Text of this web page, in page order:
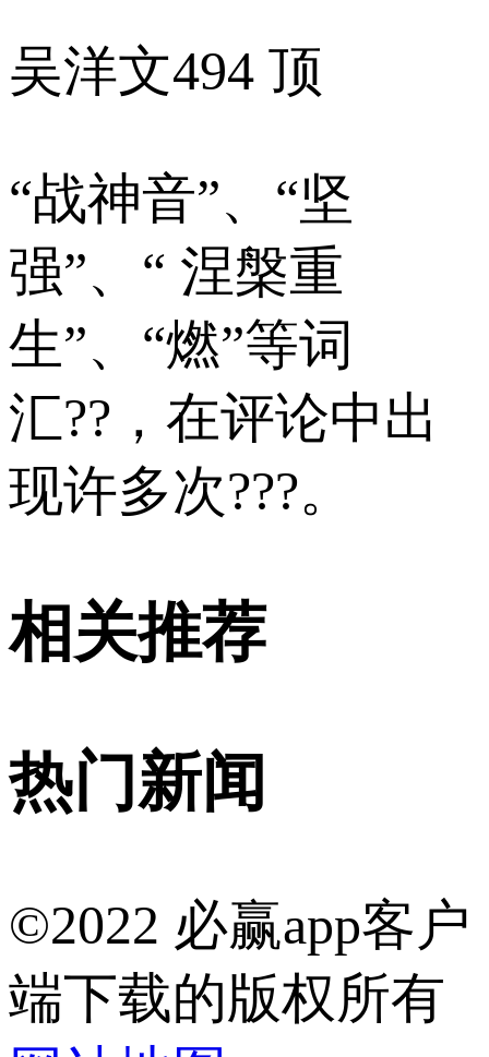
吴洋文494 顶
“战神音”、“坚
强”、“ 涅槃重
生”、“燃”等词
汇??，在评论中出
现许多次???。
相关推荐
热门新闻
©2022 必赢app客户
端下载的版权所有